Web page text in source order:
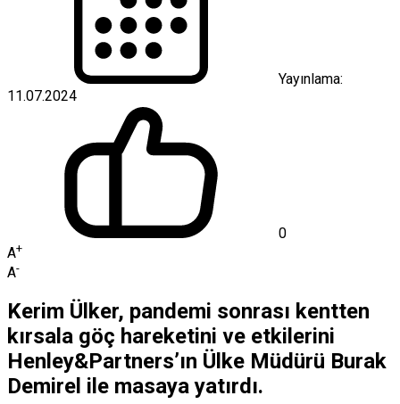
Yayınlama:
11.07.2024
0
A+
A-
Kerim Ülker, pandemi sonrası kentten
kırsala göç hareketini ve etkilerini
Henley&Partners’ın Ülke Müdürü Burak
Demirel ile masaya yatırdı.